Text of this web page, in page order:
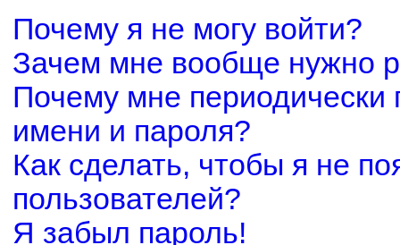
Почему я не могу войти?
Зачем мне вообще нужно
Почему мне периодически
имени и пароля?
Как сделать, чтобы я не
пользователей?
Я забыл пароль!